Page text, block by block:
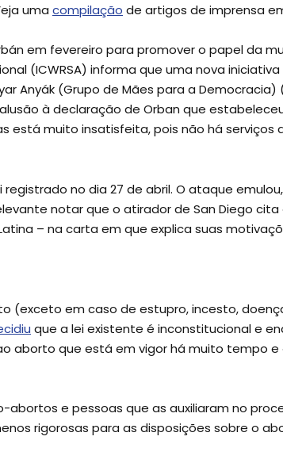
uma compilação de artigos de imprensa
em fevereiro para promover o papel da
(ICWRSA) informa que uma nova iniciativa
Anyák (Grupo de Mães para a Democracia)
à declaração de Orban que estabeleceu
está muito insatisfeita, pois não há serviços
no dia 27 de abril. O ataque
notar que o atirador de San Diego cita
– na carta em que explica suas
(exceto em caso de estupro, incesto,
que a lei existente é inconstitucional e
aborto que está em vigor há muito tempo e
e pessoas que as auxiliaram no
rigorosas para as disposições sobre o